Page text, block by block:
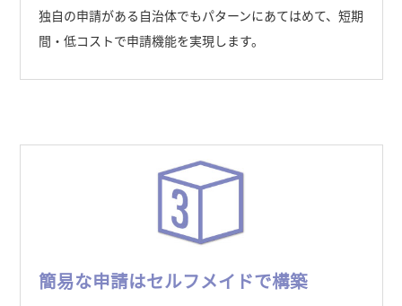
独自の申請がある自治体でもパターンにあてはめて、短期
間・低コストで申請機能を実現します。
簡易な申請はセルフメイドで構築